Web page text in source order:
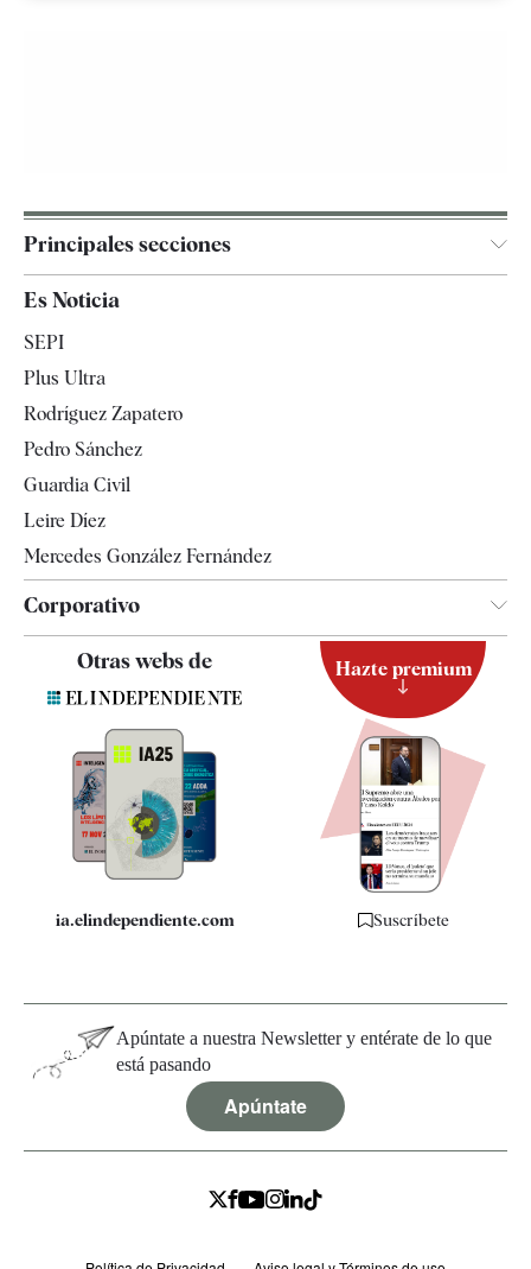
Principales secciones
España
Televisión
Es Noticia
SEPI
Plus Ultra
Rodríguez Zapatero
Pedro Sánchez
Guardia Civil
Leire Díez
Mercedes González Fernández
Corporativo
Contacto
Quiénes somos
Especificaciones
Otras webs de
ia.elindependiente.com
Hazte premium
Suscríbete
Apúntate a nuestra Newsletter y entérate de lo que
está pasando
Apúntate